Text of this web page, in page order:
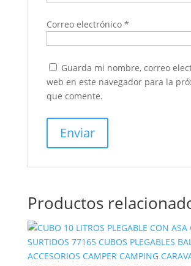
Correo electrónico *
Guarda mi nombre, correo
web en este navegador para la
que comente.
Productos